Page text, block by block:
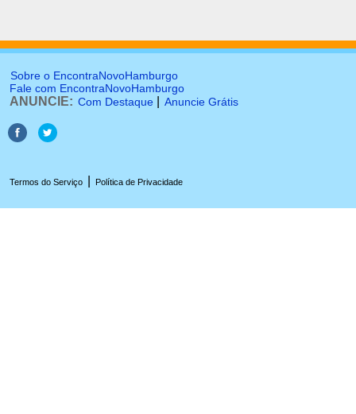
Sobre o EncontraNovoHamburgo
Fale com EncontraNovoHamburgo
ANUNCIE: Com Destaque Anuncie Grátis
Termos do Serviço Política de Privacidade